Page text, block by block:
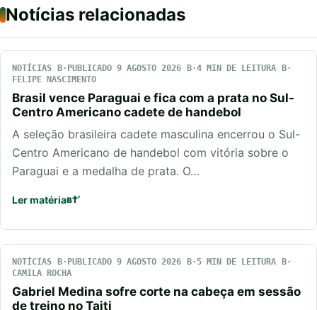
Notícias relacionadas
NOTÍCIAS PUBLICADO 9 AGOSTO 2026
4 MIN DE LEITURA
FELIPE NASCIMENTO
Brasil vence Paraguai e fica com a prata no Sul-
Centro Americano cadete de handebol
A seleção brasileira cadete masculina encerrou o Sul-
Centro Americano de handebol com vitória sobre o
Paraguai e a medalha de prata. O…
Ler matéria
NOTÍCIAS PUBLICADO 9 AGOSTO 2026
5 MIN DE LEITURA
CAMILA ROCHA
Gabriel Medina sofre corte na cabeça em sessão
de treino no Taiti